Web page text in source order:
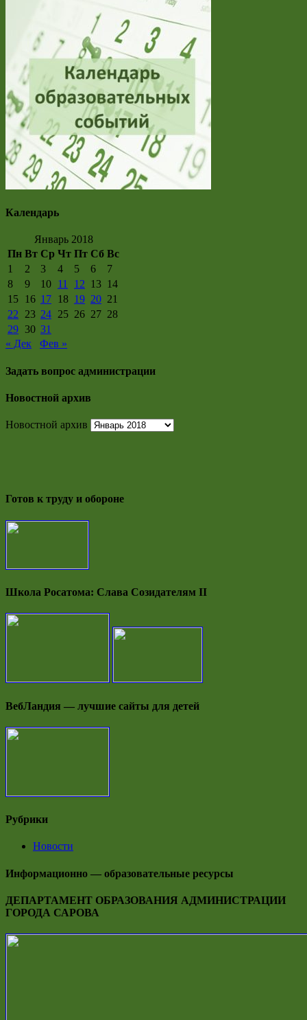
Календарь
Январь 2018
Пн Вт Ср Чт Пт Сб Вс
1
2 3 4 5 6
7
8
9 10 11 12 13 14
15 16 17 18 19 20 21
22 23 24 25 26 27 28
29 30 31
« Дек
Фев »
Задать вопрос администрации
Новостной архив
Новостной архив
Готов к труду и обороне
Школа Росатома: Слава Созидателям II
ВебЛандия — лучшие сайты для детей
Рубрики
Новости
Информационно — образовательные ресурсы
ДЕПАРТАМЕНТ ОБРАЗОВАНИЯ АДМИНИСТРАЦИИ
ГОРОДА САРОВА